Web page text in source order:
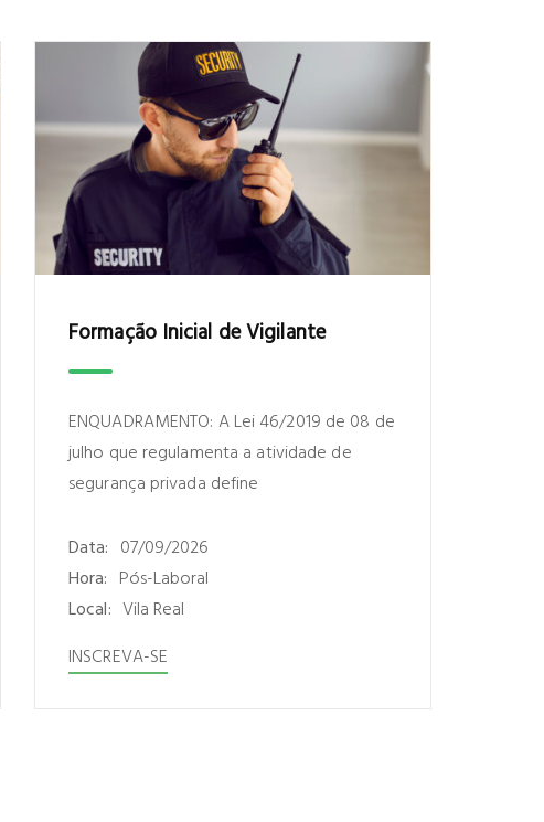
Formação Inicial de Vigilante
ENQUADRAMENTO: A Lei 46/2019 de 08 de
julho que regulamenta a atividade de
segurança privada define
Data: 07/09/2026
Hora: Pós-Laboral
Local: Vila Real
INSCREVA-SE